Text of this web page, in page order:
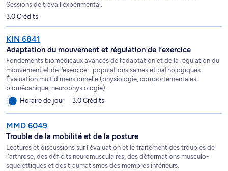
Sessions de travail expérimental.
3.0 Crédits
KIN 6841
Adaptation du mouvement et régulation de l’exercice
Fondements biomédicaux avancés de l’adaptation et de la régulation du
mouvement et de l’exercice - populations saines et pathologiques.
Évaluation multidimensionnelle (physiologie, comportementales,
biomécanique, neurophysiologie).
Horaire de jour
3.0 Crédits
MMD 6049
Trouble de la mobilité et de la posture
Lectures et discussions sur l'évaluation et le traitement des troubles de
l'arthrose, des déficits neuromusculaires, des déformations musculo-
squelettiques et des traumatismes des membres inférieurs.